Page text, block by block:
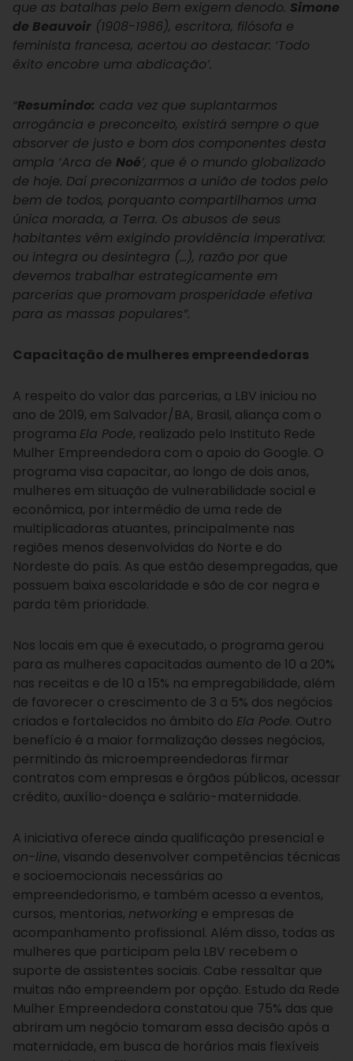
que as batalhas pelo Bem exigem denodo. Simone
de Beauvoir (1908-1986), escritora, filósofa e
feminista francesa, acertou ao destacar: ‘Todo
êxito encobre uma abdicação’.
“Resumindo: cada vez que suplantarmos
arrogância e preconceito, existirá sempre o que
absorver de justo e bom dos componentes desta
ampla ‘Arca de Noé’, que é o mundo globalizado
de hoje. Daí preconizarmos a união de todos pelo
bem de todos, porquanto compartilhamos uma
única morada, a Terra. Os abusos de seus
habitantes vêm exigindo providência imperativa:
ou integra ou desintegra (…), razão por que
devemos trabalhar estrategicamente em
parcerias que promovam prosperidade efetiva
para as massas populares”.
Capacitação de mulheres empreendedoras
A respeito do valor das parcerias, a LBV iniciou no
ano de 2019, em Salvador/BA, Brasil, aliança com o
programa Ela Pode, realizado pelo Instituto Rede
Mulher Empreendedora com o apoio do Google. O
programa visa capacitar, ao longo de dois anos,
mulheres em situação de vulnerabilidade social e
econômica, por intermédio de uma rede de
multiplicadoras atuantes, principalmente nas
regiões menos desenvolvidas do Norte e do
Nordeste do país. As que estão desempregadas, que
possuem baixa escolaridade e são de cor negra e
parda têm prioridade.
Nos locais em que é executado, o programa gerou
para as mulheres capacitadas aumento de 10 a 20%
nas receitas e de 10 a 15% na empregabilidade, além
de favorecer o crescimento de 3 a 5% dos negócios
criados e fortalecidos no âmbito do Ela Pode. Outro
benefício é a maior formalização desses negócios,
permitindo às microempreendedoras firmar
contratos com empresas e órgãos públicos, acessar
crédito, auxílio-doença e salário-maternidade.
A iniciativa oferece ainda qualificação presencial e
on-line, visando desenvolver competências técnicas
e socioemocionais necessárias ao
empreendedorismo, e também acesso a eventos,
cursos, mentorias, networking e empresas de
acompanhamento profissional. Além disso, todas as
mulheres que participam pela LBV recebem o
suporte de assistentes sociais. Cabe ressaltar que
muitas não empreendem por opção. Estudo da Rede
Mulher Empreendedora constatou que 75% das que
abriram um negócio tomaram essa decisão após a
maternidade, em busca de horários mais flexíveis